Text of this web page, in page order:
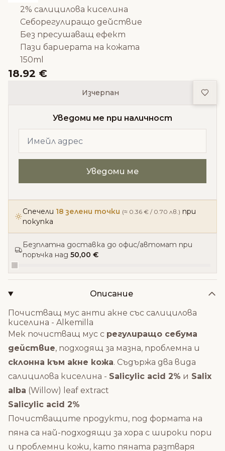
2% салицилова киселина
Себорегулиращо действие
Без пресушаващ ефект
Пази бариерата на кожата
150ml
18.92 €
Изчерпан
Уведоми ме при наличност
Спечели 18 зелени точки (≈ 0.36 € / 0.70 лв.) при
покупка
Безплатна доставка до офис/автомат при
поръчка над 50,00 €
Описание
Почистващ мус анти акне със салицилова
киселина - Alkemilla
Мек почистващ мус с регулиращо себума
действие, подходящ за мазна, проблемна и
склонна към акне кожа. Съдържа два вида
салицилова киселина - Salicylic acid 2% и Salix
alba (Willow) leaf extract
Salicylic acid 2%
Почистващите продукти, под формата на
пяна са най-подходящи за хора с широки пори
и проблемни кожи, като пяната разтваря